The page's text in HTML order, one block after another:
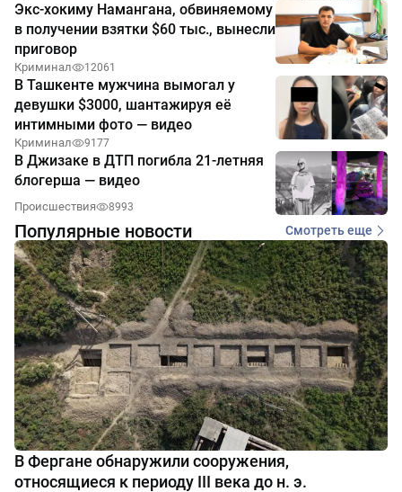
Экс-хокиму Намангана, обвиняемому
в получении взятки $60 тыс., вынесли
приговор
Криминал 12061
В Ташкенте мужчина вымогал у
девушки $3000, шантажируя её
интимными фото — видео
Криминал 9177
В Джизаке в ДТП погибла 21-летняя
блогерша — видео
Происшествия 8993
Популярные новости Смотреть еще
В Фергане обнаружили сооружения,
относящиеся к периоду III века до н. э.